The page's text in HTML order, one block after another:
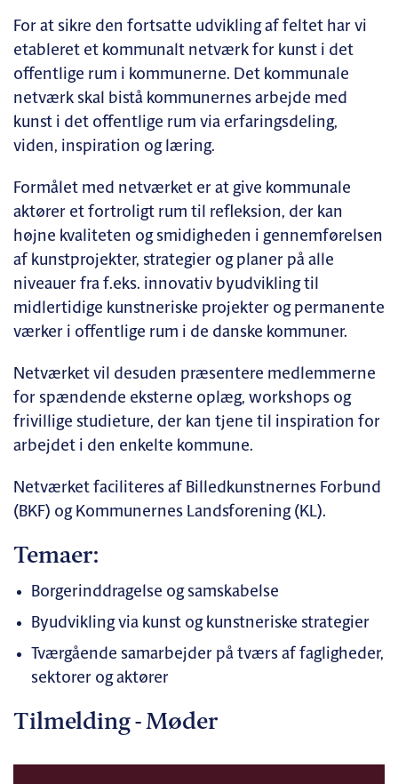
For at sikre den fortsatte udvikling af feltet har vi
etableret et kommunalt netværk for kunst i det
offentlige rum i kommunerne. Det kommunale
netværk skal bistå kommunernes arbejde med
kunst i det offentlige rum via erfaringsdeling,
viden, inspiration og læring.
Formålet med netværket er at give kommunale
aktører et fortroligt rum til refleksion, der kan
højne kvaliteten og smidigheden i gennemførelsen
af kunstprojekter, strategier og planer på alle
niveauer fra f.eks. innovativ byudvikling til
midlertidige kunstneriske projekter og permanente
værker i offentlige rum i de danske kommuner.
Netværket vil desuden præsentere medlemmerne
for spændende eksterne oplæg, workshops og
frivillige studieture, der kan tjene til inspiration for
arbejdet i den enkelte kommune.
Netværket faciliteres af Billedkunstnernes Forbund
(BKF) og Kommunernes Landsforening (KL).
Temaer:
Borgerinddragelse og samskabelse
Byudvikling via kunst og kunstneriske strategier
Tværgående samarbejder på tværs af fagligheder,
sektorer og aktører
Tilmelding - Møder